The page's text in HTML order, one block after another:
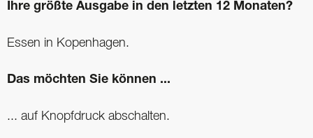
Ihre größte Ausgabe in den letzten 12 Monaten?
Essen in Kopenhagen.
Das möchten Sie können ...
... auf Knopfdruck abschalten.